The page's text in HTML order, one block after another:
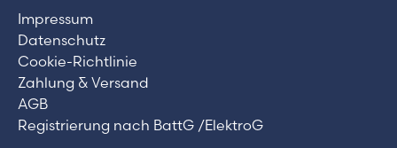
Impressum
Datenschutz
Cookie-Richtlinie
Zahlung & Versand
AGB
Registrierung nach BattG /ElektroG